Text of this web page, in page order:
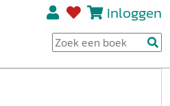
Inloggen